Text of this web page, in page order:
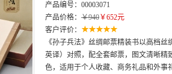
产品编号：00003071
产品价格： ￥940￥652元
客户评价：
《孙子兵法》丝绸邮票精装书以高档
英译）对照，配全套邮票，图文清晰精
色，适用于个人收藏、商务礼品和外事